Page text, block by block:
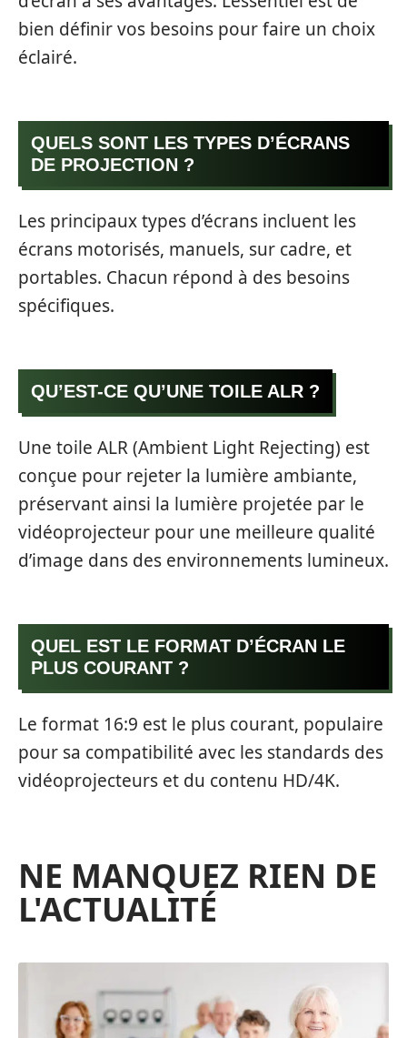
bien définir vos besoins pour faire un choix
éclairé.
QUELS SONT LES TYPES D’ÉCRANS
DE PROJECTION ?
Les principaux types d’écrans incluent les
écrans motorisés, manuels, sur cadre, et
portables. Chacun répond à des besoins
spécifiques.
QU’EST-CE QU’UNE TOILE ALR ?
Une toile ALR (Ambient Light Rejecting) est
conçue pour rejeter la lumière ambiante,
préservant ainsi la lumière projetée par le
vidéoprojecteur pour une meilleure qualité
d’image dans des environnements lumineux.
QUEL EST LE FORMAT D’ÉCRAN LE
PLUS COURANT ?
Le format 16:9 est le plus courant, populaire
pour sa compatibilité avec les standards des
vidéoprojecteurs et du contenu HD/4K.
NE MANQUEZ RIEN DE
L'ACTUALITÉ